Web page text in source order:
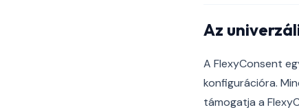
Az
A FlexyConsent
konfigurációra.
támogatja a